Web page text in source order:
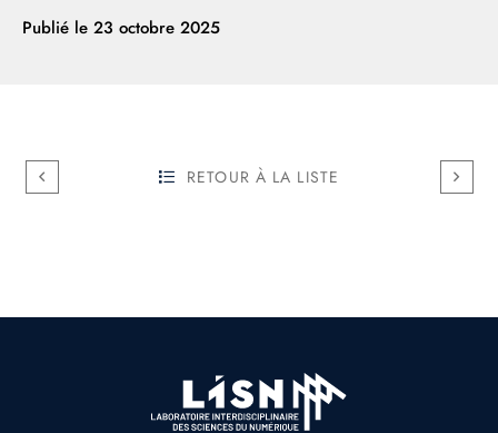
Publié le 23 octobre 2025
RETOUR À LA LISTE